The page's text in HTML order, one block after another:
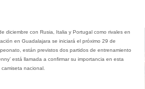
diciembre con Rusia, Italia y Portugal como rivales en
en Guadalajara se iniciará el próximo 29 de
están previstos dos partidos de entrenamiento
está llamada a confirmar su importancia en esta
nacional.